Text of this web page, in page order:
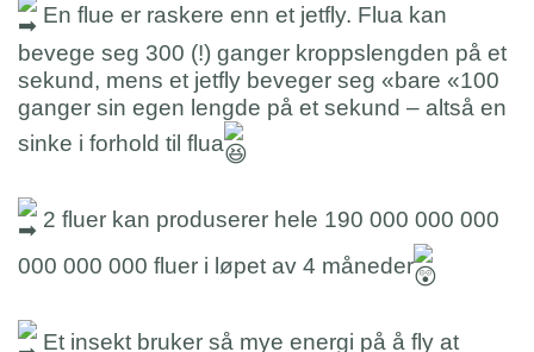
En flue er raskere enn et jetfly. Flua kan
bevege seg 300 (!) ganger kroppslengden på et
sekund, mens et jetfly beveger seg «bare «100
ganger sin egen lengde på et sekund – altså en
sinke i forhold til flua
2 fluer kan produserer hele 190 000 000 000
000 000 000 fluer i løpet av 4 måneder
Et insekt bruker så mye energi på å fly at